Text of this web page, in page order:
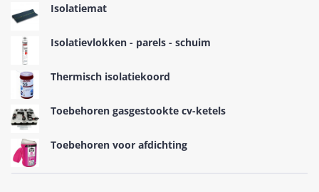
Isolatiemat
Isolatievlokken - parels - schuim
Thermisch isolatiekoord
Toebehoren gasgestookte cv-ketels
Toebehoren voor afdichting